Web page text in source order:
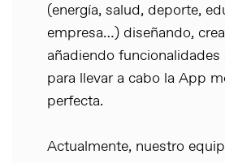
(energía, salud, deporte,
empresa…) diseñando,
añadiendo
para llevar a cabo la App
perfecta.
Actualmente, nuestro